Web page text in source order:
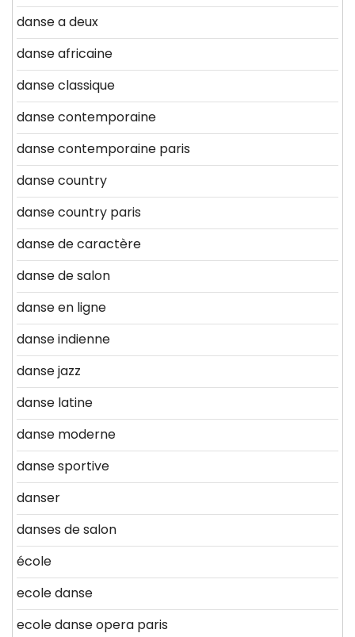
danse a deux
danse africaine
danse classique
danse contemporaine
danse contemporaine paris
danse country
danse country paris
danse de caractère
danse de salon
danse en ligne
danse indienne
danse jazz
danse latine
danse moderne
danse sportive
danser
danses de salon
école
ecole danse
ecole danse opera paris